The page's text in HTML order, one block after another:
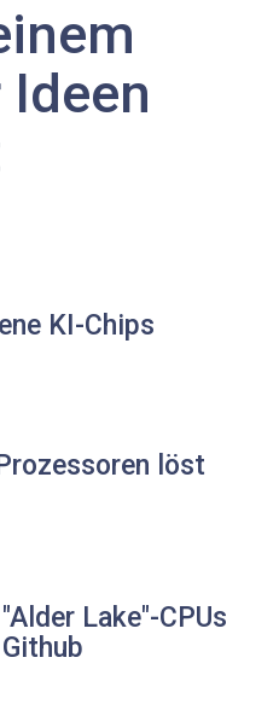
KI-Chips
löst
Lake"-CPUs